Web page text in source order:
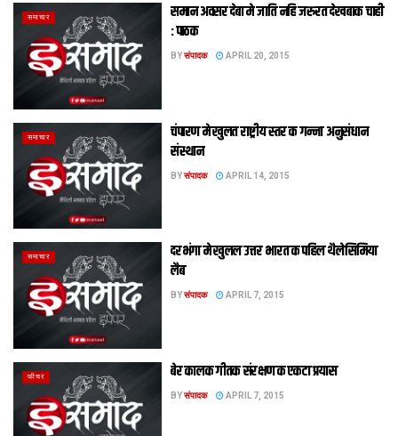
समाचार
समान अवसर देबा मे जाति नहि जरुरत देखबाक चाही
: पाठक
BYसंपादक APRIL 20, 2015
समाचार
चंपारण मे खुलत राष्ट्रीय स्तर क गन्ना अनुसंधान
संस्थान
BYसंपादक APRIL 14, 2015
समाचार
दरभंगा मे खुलल उत्तर भारत क पहिल थैलेसिमिया
लैब
BYसंपादक APRIL 7, 2015
फीचर बेर कालक गीतक संरक्षण क एकटा प्रयास
BYसंपादक APRIL 7, 2015